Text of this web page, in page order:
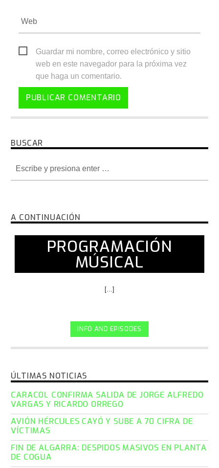
Guardar mi nombre, correo electrónico y sitio
web en este navegador para la próxima vez
que haga un comentario.
BUSCAR
A CONTINUACIÓN
PROGRAMACIÓN
MÚSICAL
[...]
INFO AND EPISODES
ÚLTIMAS NOTICIAS
CARACOL CONFIRMA SALIDA DE JORGE ALFREDO
VARGAS Y RICARDO ORREGO
AVIÓN HÉRCULES CAYÓ Y SUBE A 70 CIFRA DE
VÍCTIMAS
FIN DE ALGARRA: DESPIDOS MASIVOS EN PLANTA
DE COGUA